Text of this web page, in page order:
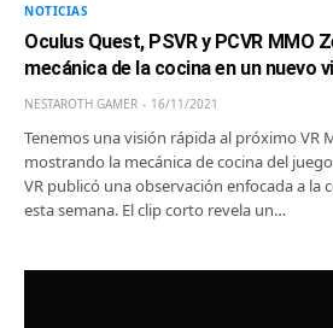
NOTICIAS
Oculus Quest, PSVR y PCVR MMO
mecánica de la cocina en un nuevo
NESTAROTH GAMER 16/11/2021
Tenemos una visión rápida al próximo VR
mostrando la mecánica de cocina del
VR publicó una observación enfocada a la
esta semana. El clip corto revela un…